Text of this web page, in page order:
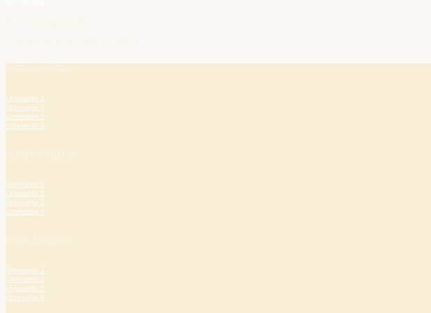
Unterseite 1
Unterseite 2
Unterseite 3
Unterseite 4
Unterseite 1
Unterseite 2
Unterseite 3
Unterseite 4
Unterseite 1
Unterseite 2
Unterseite 3
Unterseite 4